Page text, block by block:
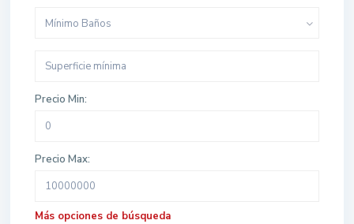
Mínimo Baños
Precio Min:
Precio Max:
Más opciones de búsqueda